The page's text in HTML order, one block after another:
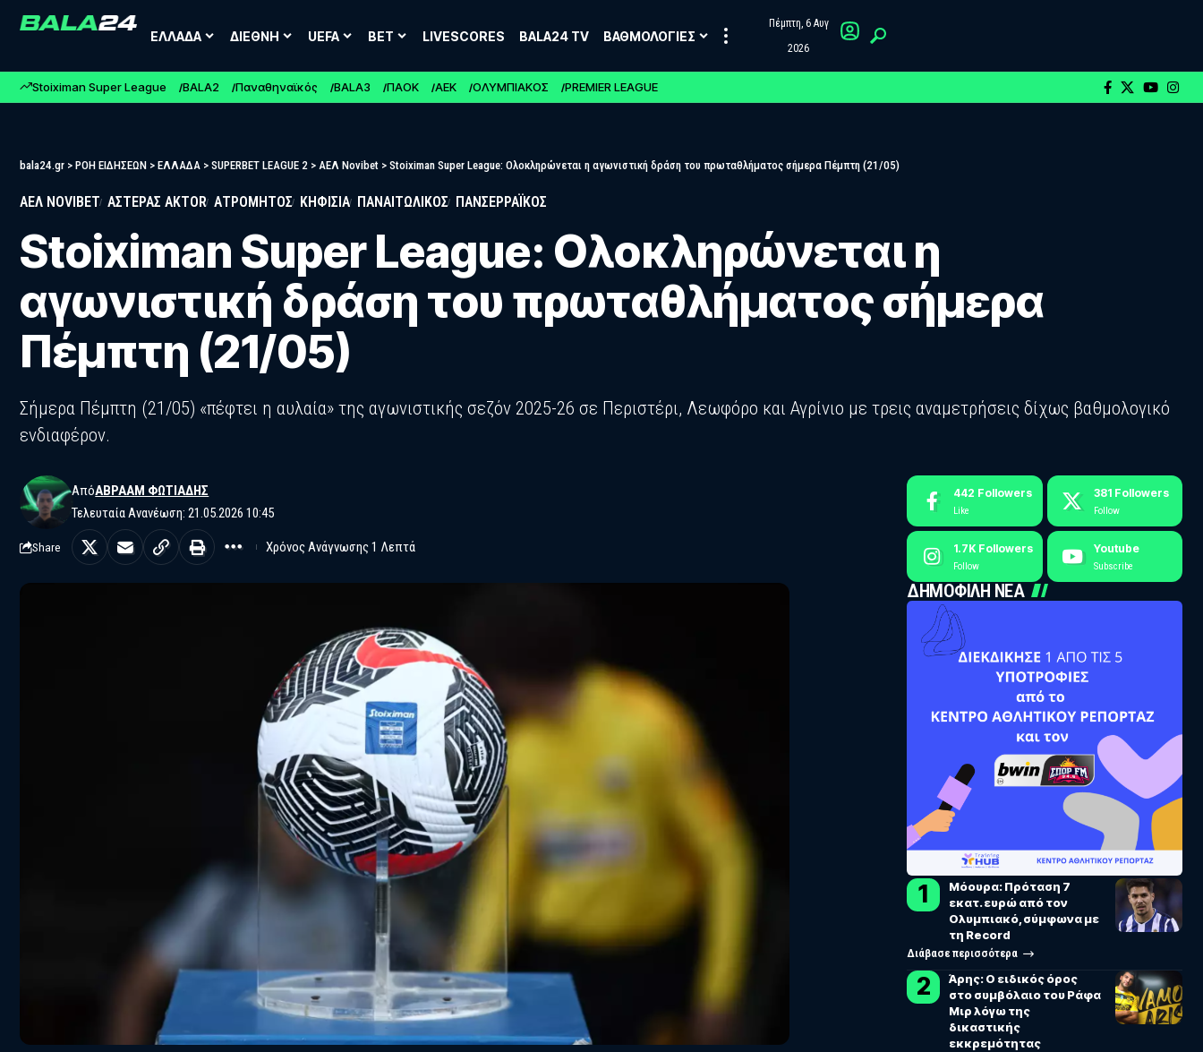
ΕΛΛΑΔΑ ΔΙΕΘΝΗ UEFA BET LIVESCORES BALA24 TV ΒΑΘΜΟΛΟΓΙΕΣ
Πέμπτη, 6 Αυγ
2026
Stoiximan Super League BALA2 Παναθηναϊκός BALA3 ΠΑΟΚ ΑΕΚ ΟΛΥΜΠΙΑΚΟΣ PREMIER LEAGUE
bala24.gr > ΡΟΗ ΕΙΔΗΣΕΩΝ > ΕΛΛΑΔΑ > SUPERBET LEAGUE 2 > ΑΕΛ Novibet > Stoiximan Super League: Ολοκληρώνεται η αγωνιστική δράση του πρωταθλήματος σήμερα Πέμπτη (21/05)
ΑΕΛ NOVIBET ΑΣΤΕΡΑΣ AKTOR ΑΤΡΟΜΗΤΟΣ ΚΗΦΙΣΙΑ ΠΑΝΑΙΤΩΛΙΚΟΣ ΠΑΝΣΕΡΡΑΪΚΟΣ
Stoiximan Super League: Ολοκληρώνεται η
αγωνιστική δράση του πρωταθλήματος σήμερα
Πέμπτη (21/05)
Σήμερα Πέμπτη (21/05) «πέφτει η αυλαία» της αγωνιστικής σεζόν 2025-26 σε Περιστέρι, Λεωφόρο και Αγρίνιο με τρεις αναμετρήσεις δίχως βαθμολογικό
ενδιαφέρον.
Τελευταία Ανανέωση: 21.05.2026 10:45
ΑπόΑΒΡΑΆΜ ΦΩΤΙΆΔΗΣ
Share Χρόνος Ανάγνωσης 1 Λεπτά
442 Followers
Like
381 Followers
Follow
1.7K Followers
Follow
Youtube
Subscribe
ΔΗΜΟΦΙΛΗ ΝΕΑ
Μόουρα: Πρόταση 7
εκατ. ευρώ από τον
Ολυμπιακό, σύμφωνα με
τη Record
Διάβασε περισσότερα
Άρης: Ο ειδικός όρος
στο συμβόλαιο του Ράφα
Μιρ λόγω της
δικαστικής
εκκρεμότητας